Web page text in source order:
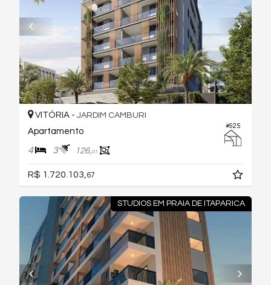
#925
VITÓRIA - JARDIM CAMBURI
Apartamento
4 3 126,01
R$ 1.720.103,67
STUDIOS EM PRAIA DE ITAPARICA